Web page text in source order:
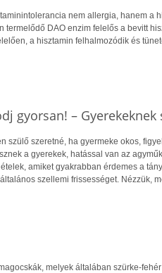
nem allergia, hanem a
termelődő DAO enzim felelős a bevitt
a hisztamin felhalmozódik és
gyorsan! –
szülő szeretné, ha gyermeke okos,
a gyerekek, hatással van az
amiket gyakrabban érdemes a
szellemi frissességet. Nézzük,
melyek általában szürke-